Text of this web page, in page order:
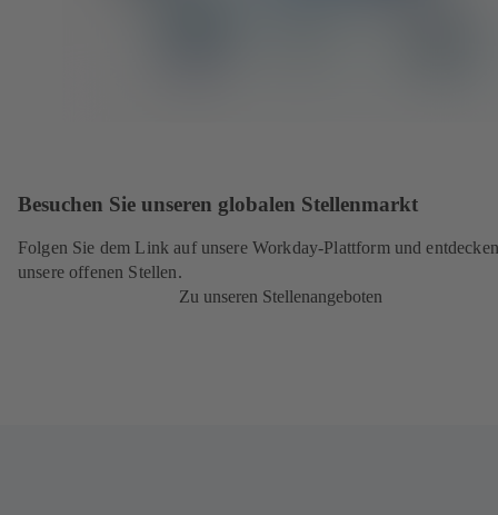
Besuchen Sie unseren globalen Stellenmarkt
Folgen Sie dem Link auf unsere Workday-Plattform und
unsere offenen Stellen.
Zu unseren Stellenangeboten